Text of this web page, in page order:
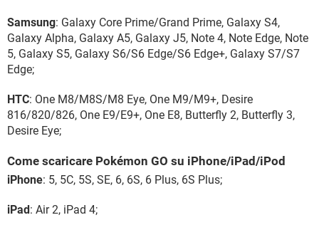
Samsung: Galaxy Core Prime/Grand Prime, Galaxy S4,
Galaxy Alpha, Galaxy A5, Galaxy J5, Note 4, Note Edge, Note
5, Galaxy S5, Galaxy S6/S6 Edge/S6 Edge+, Galaxy S7/S7
Edge;
HTC: One M8/M8S/M8 Eye, One M9/M9+, Desire
816/820/826, One E9/E9+, One E8, Butterfly 2, Butterfly 3,
Desire Eye;
Come scaricare Pokémon GO su iPhone/iPad/iPod
iPhone: 5, 5C, 5S, SE, 6, 6S, 6 Plus, 6S Plus;
iPad: Air 2, iPad 4;